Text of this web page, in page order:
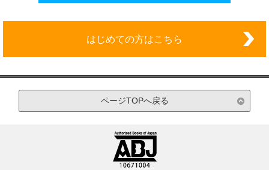
はじめての方はこちら
ページTOPへ戻る